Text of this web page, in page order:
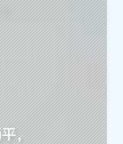
过上不